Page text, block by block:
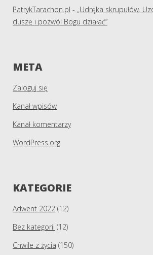
PatrykTarachon.pl - „Udręka skrupułów.
duszę i pozwól Bogu działać”
META
Zaloguj się
Kanał wpisów
Kanał komentarzy
WordPress.org
KATEGORIE
Adwent 2022 (12)
Bez kategorii (12)
Chwile z życia (150)